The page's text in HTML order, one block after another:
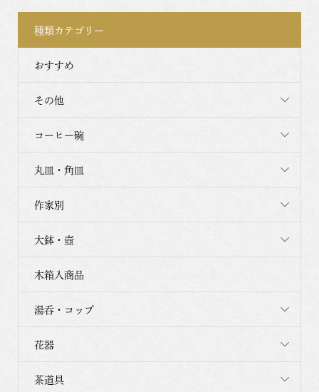
種類カテゴリー
おすすめ
その他
コーヒー碗
丸皿・角皿
作家別
大鉢・壺
木箱入商品
湯呑・コップ
花器
茶道具